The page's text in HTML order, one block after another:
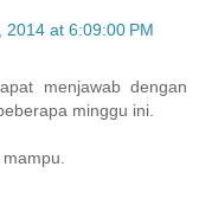
2014 at 6:09:00 PM
menjawab dengan
minggu ini.